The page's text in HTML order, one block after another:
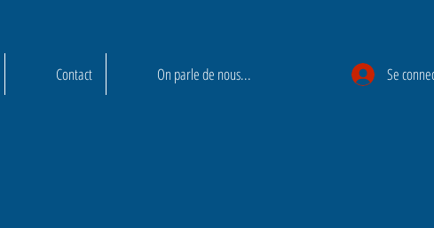
Contact On parle de nous... Se